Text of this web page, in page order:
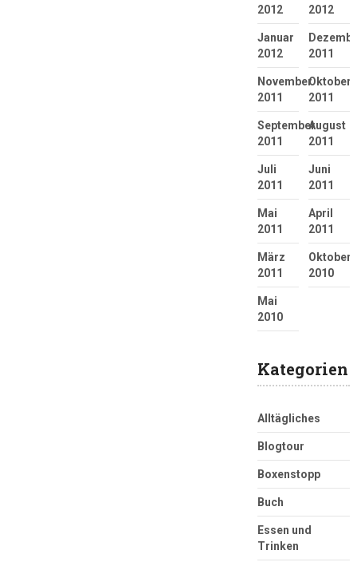
2012
2012
Januar
2012
2011
November
2011
Oktober
2011
September
2011
August
2011
Juli
2011
Juni
2011
Mai
2011
April
2011
März
2011
Oktober
2010
Mai
2010
Kategorien
Alltägliches
Blogtour
Boxenstopp
Buch
Essen und
Trinken